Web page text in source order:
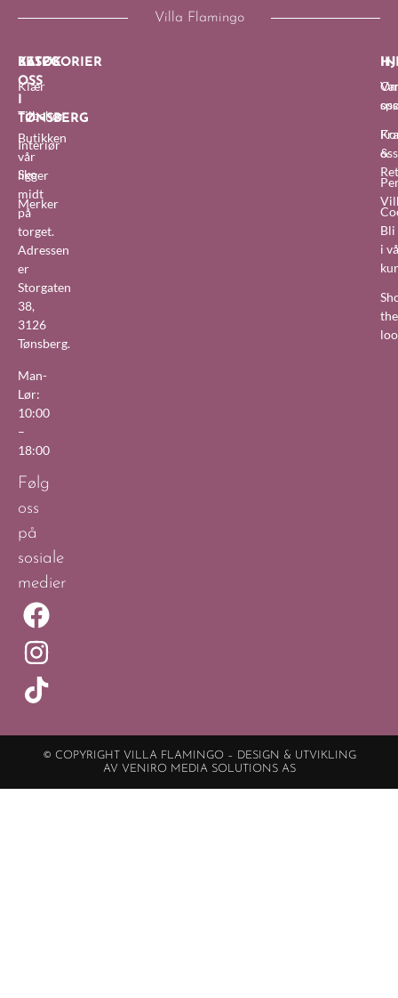
Villa Flamingo
BESØK
OSS
I
TØNSBERG
Butikken
vår
ligger
midt
på
torget.
Adressen
er
Storgaten
38,
3126
Tønsberg.
Man-
Lør:
10:00
–
18:00
Følg
oss
på
sosiale
medier
KATEGORIER
Klær
Tilbehør
Interiør
Sko
Merker
oss
&
Bli
i
the
oss
© COPYRIGHT VILLA FLAMINGO – DESIGN & UTVIKLING
AV VENIRO MEDIA SOLUTIONS AS